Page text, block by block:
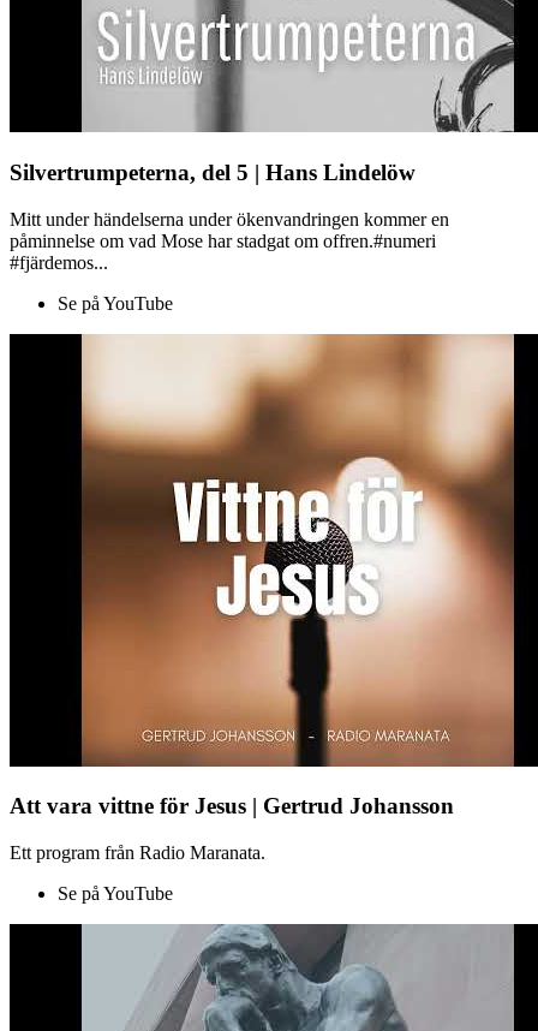
Silvertrumpeterna, del 5 | Hans Lindelöw
Mitt under händelserna under ökenvandringen kommer en
påminnelse om vad Mose har stadgat om offren.#numeri
#fjärdemos...
Se på YouTube
Att vara vittne för Jesus | Gertrud Johansson
Ett program från Radio Maranata.
Se på YouTube